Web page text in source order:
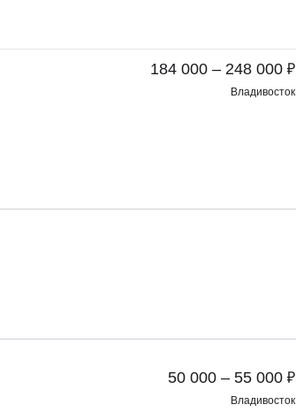
184 000 – 248 000 ₽
Владивосток
50 000 – 55 000 ₽
Владивосток